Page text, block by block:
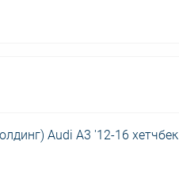
Audi A3 '12-16 хетчбек